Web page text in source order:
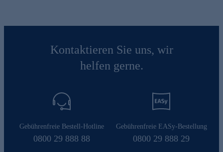
Kontaktieren Sie uns, wir
helfen gerne.
Gebührenfreie Bestell-Hotline
0800 29 888 88
Gebührenfreie EASy-Bestellung
0800 29 888 29